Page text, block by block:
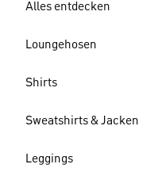
Alles entdecken
Loungehosen
Shirts
Sweatshirts & Jacken
Leggings